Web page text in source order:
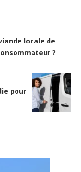
locale de
?
pour